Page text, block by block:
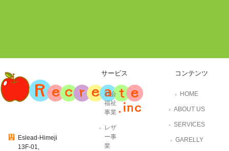
Eslead-Himeji
13F-01,
サービス
社会
福祉
事業
レザ
ー事
業
コンテンツ
HOME
ABOUT US
SERVICES
GARELLY